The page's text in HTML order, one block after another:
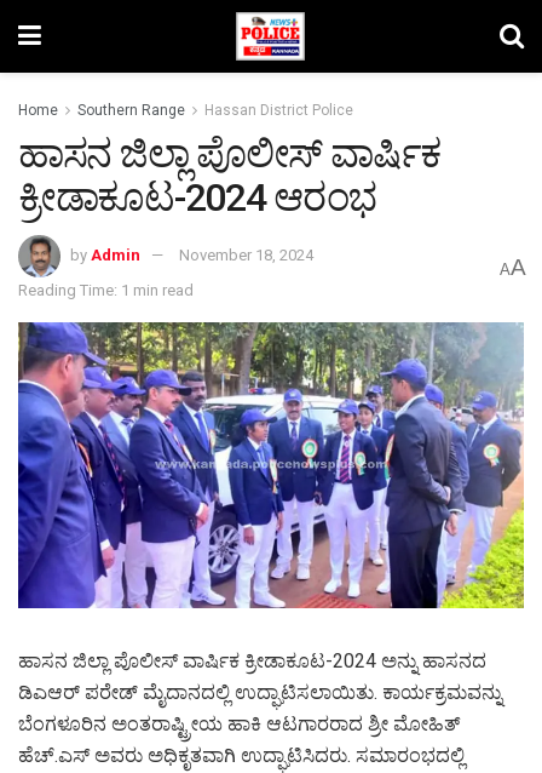
Home Southern Range Hassan District Police
ಹಾಸನ ಜಿಲ್ಲಾ ಪೊಲೀಸ್ ವಾರ್ಷಿಕ
ಕ್ರೀಡಾಕೂಟ-2024 ಆರಂಭ
by Admin
November 18, 2024
Reading Time: 1 min read
AA
ಹಾಸನ ಜಿಲ್ಲಾ ಪೊಲೀಸ್ ವಾರ್ಷಿಕ ಕ್ರೀಡಾಕೂಟ-2024 ಅನ್ನು ಹಾಸನದ
ಡಿಎಆರ್ ಪರೇಡ್ ಮೈದಾನದಲ್ಲಿ ಉದ್ಘಾಟಿಸಲಾಯಿತು. ಕಾರ್ಯಕ್ರಮವನ್ನು
ಬೆಂಗಳೂರಿನ ಅಂತರಾಷ್ಟ್ರೀಯ ಹಾಕಿ ಆಟಗಾರರಾದ ಶ್ರೀ ಮೋಹಿತ್
ಹೆಚ್.ಎಸ್ ಅವರು ಅಧಿಕೃತವಾಗಿ ಉದ್ಘಾಟಿಸಿದರು. ಸಮಾರಂಭದಲ್ಲಿ